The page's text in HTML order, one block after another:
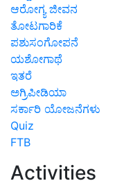
ಆರೋಗ್ಯ ಜೀವನ
ತೋಟಗಾರಿಕೆ
ಪಶುಸಂಗೋಪನೆ
ಯಶೋಗಾಥೆ
ಇತರೆ
ಅಗ್ರಿಪೀಡಿಯಾ
ಸರ್ಕಾರಿ ಯೋಜನೆಗಳು
Quiz
FTB
Activities